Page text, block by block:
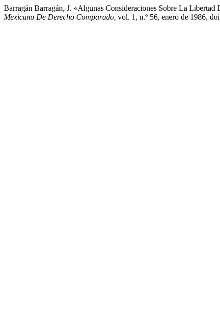
Barragán Barragán, J. «Algunas Consideraciones Sobre La
Mexicano De Derecho Comparado, vol. 1, n.º 56, enero de 1986,